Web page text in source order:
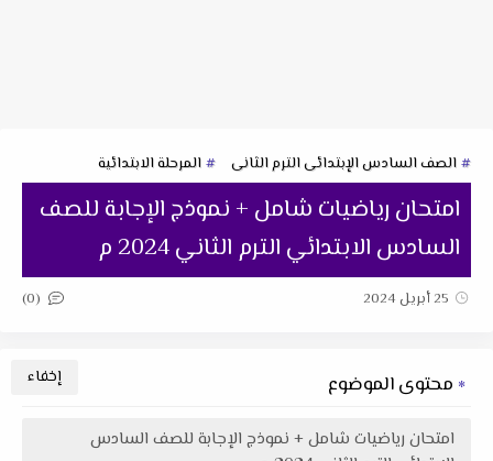
الصف السادس الإبتدائى الترم الثانى المرحلة الابتدائية
امتحان رياضيات شامل + نموذج الإجابة للصف
السادس الابتدائي الترم الثاني 2024 م
25 أبريل 2024 (0)
محتوى الموضوع
امتحان رياضيات شامل + نموذج الإجابة للصف السادس